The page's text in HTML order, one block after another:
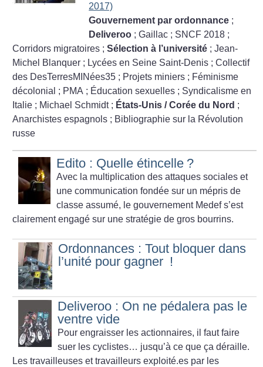
2017)
Gouvernement par ordonnance ;
Deliveroo ; Gaillac ; SNCF 2018 ;
Corridors migratoires ;Sélection à l’université ; Jean-
Michel Blanquer ; Lycées en Seine Saint-Denis ; Collectif
des DesTerresMINées35 ; Projets miniers ; Féminisme
décolonial ; PMA ; Éducation sexuelles ; Syndicalisme en
Italie ; Michael Schmidt ; États-Unis / Corée du Nord ;
Anarchistes espagnols ; Bibliographie sur la Révolution
russe
Edito : Quelle étincelle ?
Avec la multiplication des attaques sociales et
une communication fondée sur un mépris de
classe assumé, le gouvernement Medef s’est
clairement engagé sur une stratégie de gros bourrins.
Ordonnances : Tout bloquer dans
l’unité pour gagner !
Deliveroo : On ne pédalera pas le
ventre vide
Pour engraisser les actionnaires, il faut faire
suer les cyclistes… jusqu’à ce que ça déraille.
Les travailleuses et travailleurs exploité.es par les